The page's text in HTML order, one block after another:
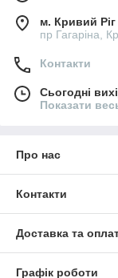
м. Кривий Ріг
пр Гагаріна,
Контакти
Сьогодні
Показати
Про нас
Контакти
Доставка та
Графік роботи